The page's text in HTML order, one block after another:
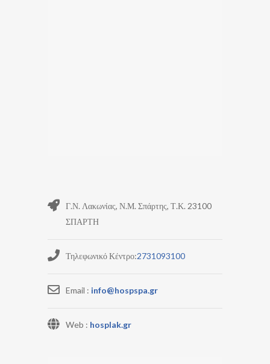
Γ.Ν. Λακωνίας, Ν.Μ. Σπάρτης, Τ.Κ. 23100
ΣΠΑΡΤΗ
Τηλεφωνικό Κέντρο:2731093100
Email : info@hospspa.gr
Web : hosplak.gr